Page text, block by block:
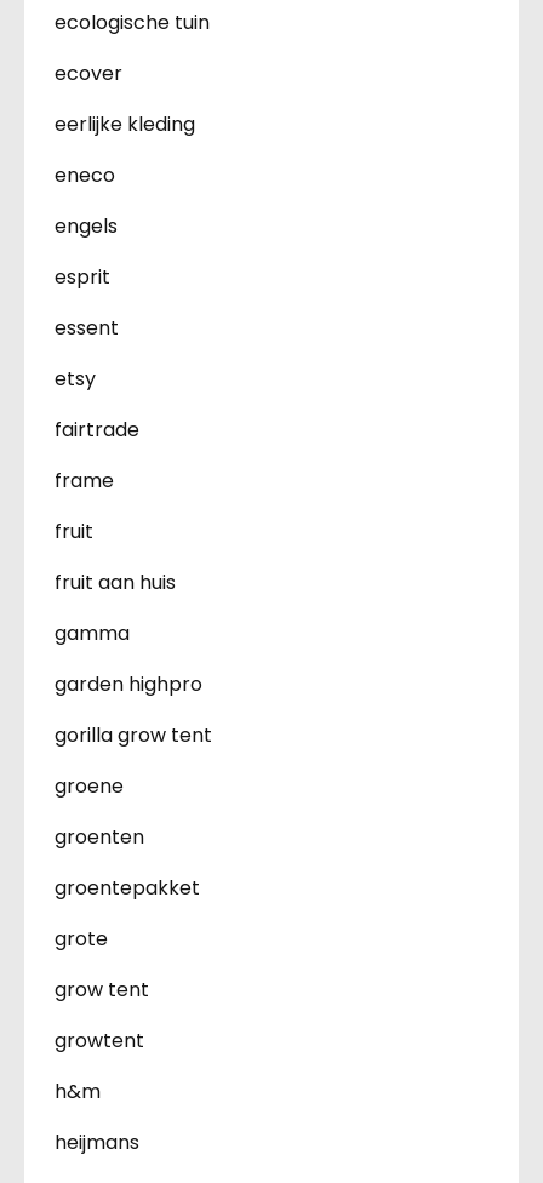
ecologische tuin
ecover
eerlijke kleding
eneco
engels
esprit
essent
etsy
fairtrade
frame
fruit
fruit aan huis
gamma
garden highpro
gorilla grow tent
groene
groenten
groentepakket
grote
grow tent
growtent
h&m
heijmans